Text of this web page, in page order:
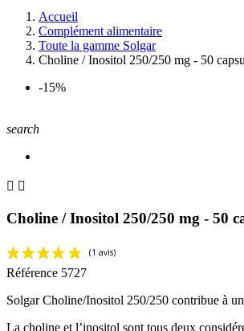
Accueil
Complément alimentaire
Toute la gamme Solgar
Choline / Inositol 250/250 mg - 50
-15%
search
 
Choline / Inositol 250/250 mg - 50
Référence 5727
Solgar Choline/Inositol 250/250 contribue à
La choline et l’inositol sont tous deux